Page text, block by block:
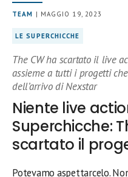
TEAM | MAGGIO 19, 2023
LE SUPERCHICCHE
The CW ha scartato il live
assieme a tutti i progetti
dell’arrivo di Nexstar
Niente live
Superchicche:
scartato il
Potevamo aspettarcelo.